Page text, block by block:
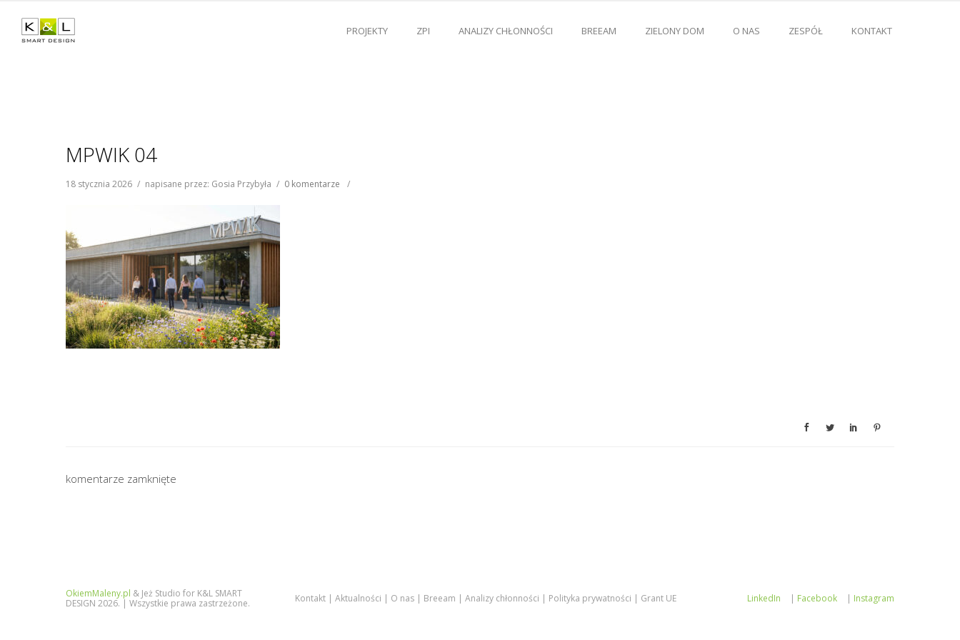
PROJEKTY ZPI ANALIZY CHŁONNOŚCI BREEAM ZIELONY DOM O NAS ZESPÓŁ KONTAKT
MPWIK 04
18 stycznia 2026 / napisane przez: Gosia Przybyła / 0 komentarze /
komentarze zamknięte
OkiemMaleny.pl & Jeż Studio for K&L SMART
DESIGN 2026. | Wszystkie prawa zastrzeżone.
Kontakt Aktualności O nas Breeam Analizy chłonności Polityka prywatności Grant UE LinkedIn | Facebook | Instagram